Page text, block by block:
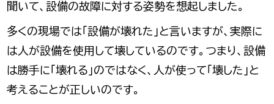
聞いて、設備の故障に対する姿勢を想起しました。
多くの現場では「設備が壊れた」と言いますが、実際に
は人が設備を使用して壊しているのです。つまり、設備
は勝手に「壊れる」のではなく、人が使って「壊した」と
考えることが正しいのです。